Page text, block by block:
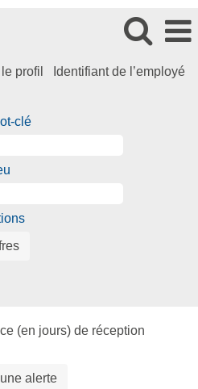
profil Identifiant de l’employé
clé
(en jours) de réception
alerte